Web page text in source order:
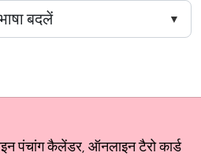
पंचांग कैलेंडर, ऑनलाइन टैरो कार्ड